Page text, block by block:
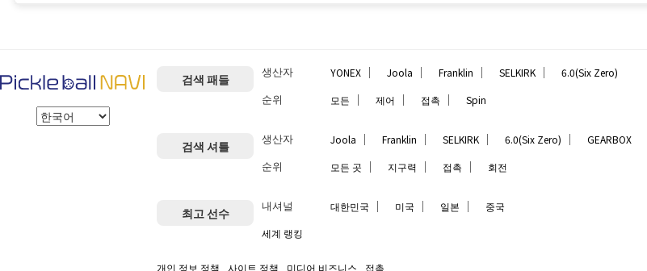
검색 패들 생산자 YONEX ｜ Joola ｜ Franklin ｜ SELKIRK｜ 6.0(Six Zero)
순위 모든 ｜ 제어 ｜ 접촉 ｜ Spin
검색 셔틀 생산자 Joola ｜ Franklin ｜ SELKIRK｜ 6.0(Six Zero) ｜ GEARBOX
순위 모든 곳 ｜ 지구력 ｜ 접촉 ｜ 회전
최고 선수 내셔널 대한민국 ｜ 미국 ｜ 일본 ｜
중국
세계 랭킹
개인 정보 정책 사이트 정책 미디어 비즈니스 접촉